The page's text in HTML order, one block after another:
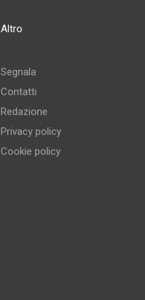
Altro
Segnala
Contatti
Redazione
Privacy policy
Cookie policy